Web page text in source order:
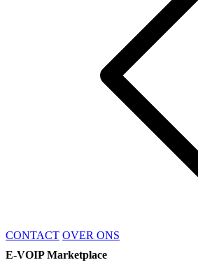
CONTACT OVER ONS
E-VOIP Marketplace